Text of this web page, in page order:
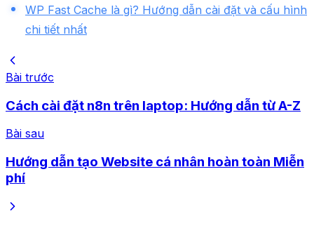
WP Fast Cache là gì? Hướng dẫn cài đặt và cấu hình
chi tiết nhất
Bài trước
Cách cài đặt n8n trên laptop: Hướng dẫn từ A-Z
Bài sau
Hướng dẫn tạo Website cá nhân hoàn toàn Miễn
phí